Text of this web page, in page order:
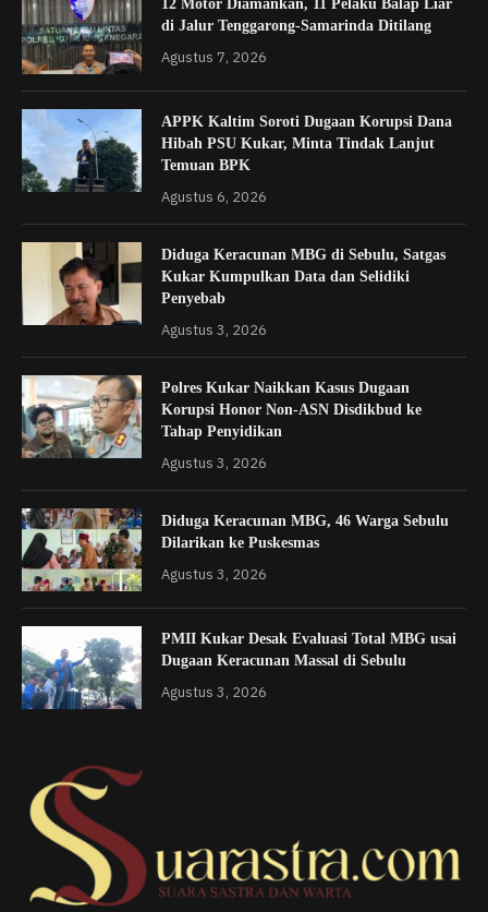
12 Motor Diamankan, 11 Pelaku Balap Liar
di Jalur Tenggarong-Samarinda Ditilang
Agustus 7, 2026
APPK Kaltim Soroti Dugaan Korupsi Dana
Hibah PSU Kukar, Minta Tindak Lanjut
Temuan BPK
Agustus 6, 2026
Diduga Keracunan MBG di Sebulu, Satgas
Kukar Kumpulkan Data dan Selidiki
Penyebab
Agustus 3, 2026
Polres Kukar Naikkan Kasus Dugaan
Korupsi Honor Non-ASN Disdikbud ke
Tahap Penyidikan
Agustus 3, 2026
Diduga Keracunan MBG, 46 Warga Sebulu
Dilarikan ke Puskesmas
Agustus 3, 2026
PMII Kukar Desak Evaluasi Total MBG usai
Dugaan Keracunan Massal di Sebulu
Agustus 3, 2026